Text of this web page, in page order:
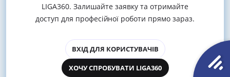
LIGA360. Залишайте заявку та отримайте
доступ для професійної роботи прямо зараз.
ВХІД ДЛЯ КОРИСТУВАЧІВ
ХОЧУ СПРОБУВАТИ LIGA360